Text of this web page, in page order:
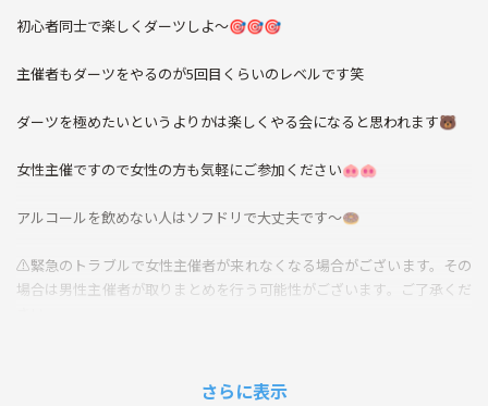
初心者同士で楽しくダーツしよ〜🎯🎯🎯
主催者もダーツをやるのが5回目くらいのレベルです笑
ダーツを極めたいというよりかは楽しくやる会になると思われます🐻
女性主催ですので女性の方も気軽にご参加ください🐽🐽
アルコールを飲めない人はソフドリで大丈夫です〜🍩
⚠️緊急のトラブルで女性主催者が来れなくなる場合がございます。その
場合は男性主催者が取りまとめを行う可能性がございます。ご了承くだ
さらに表示